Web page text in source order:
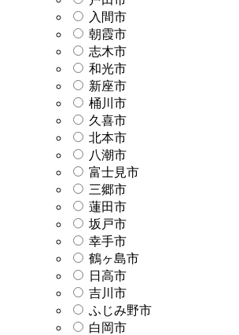
入間市
朝霞市
志木市
和光市
新座市
桶川市
久喜市
北本市
八潮市
富士見市
三郷市
蓮田市
坂戸市
幸手市
鶴ヶ島市
日高市
吉川市
ふじみ野市
白岡市